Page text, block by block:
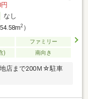
なし
2）
ファミリー
) 南向き
店まで200Ｍ☆駐車